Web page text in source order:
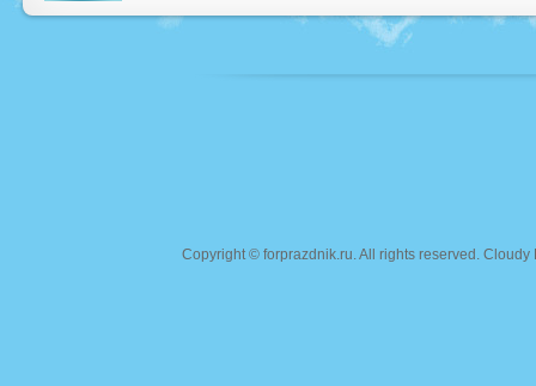
Copyright © forprazdnik.ru. All rights reserved.